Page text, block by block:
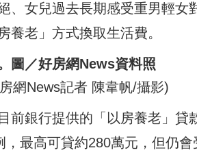
、女兒過去長期感受重男輕
養老」方式換取生活費。
圖／好房網News資料照
前銀行提供的「以房養老」
最高可貸約280萬元，但仍